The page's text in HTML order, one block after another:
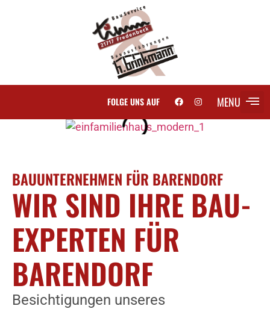
FOLGE UNS AUF MENU
BAUUNTERNEHMEN FÜR BARENDORF
WIR SIND IHRE BAU-
EXPERTEN FÜR
BARENDORF
Besichtigungen unseres